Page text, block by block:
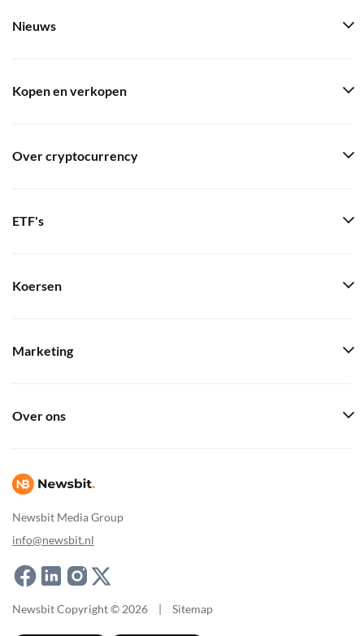
Newsbit Media Group
info@newsbit.nl
Nieuws
Kopen en verkopen
Over cryptocurrency
ETF's
Koersen
Marketing
Over ons
Newsbit Copyright © 2026 | Sitemap